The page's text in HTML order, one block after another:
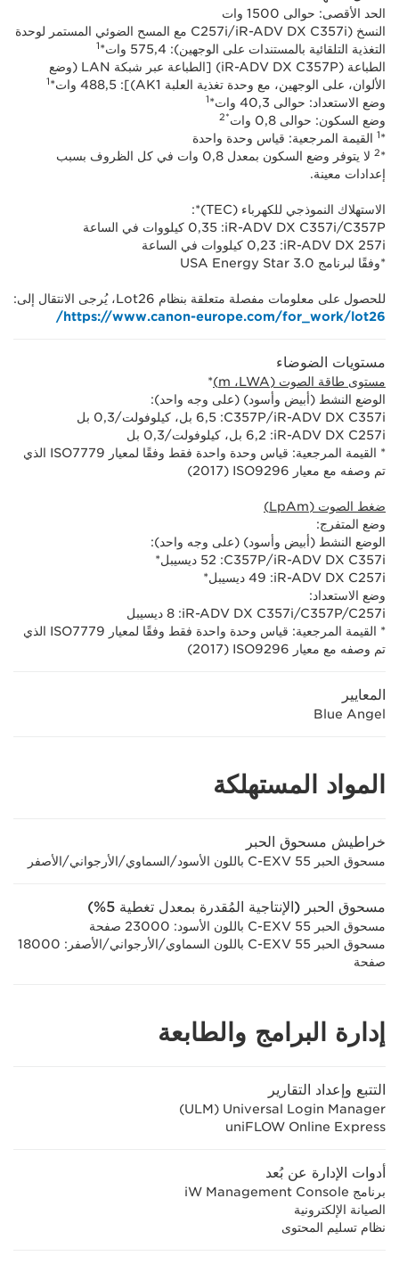
الحد الأقصى: حوالى 1500 وات
النسخ (iR-ADV DX C357i/‏C257i مع المسح الضوئي المستمر لوحدة
التغذية التلقائية بالمستندات على الوجهين): 575,4 وات*
1
الطباعة (iR-ADV DX C357P) [الطباعة عبر شبكة LAN (وضع
الألوان، على الوجهين، مع وحدة تغذية العلبة AK1)]: 488,5 وات*
1
وضع الاستعداد: حوالى 40,3 وات* 1
وضع السكون: حوالى 0,8 وات *2
*
1 القيمة المرجعية: قياس وحدة واحدة
*
2
لا يتوفر وضع السكون بمعدل 0,8 وات في كل الظروف بسبب
إعدادات معينة.
الاستهلاك النموذجي للكهرباء (TEC)*:
iR-ADV DX C357i/C357P:‏ 0,35 كيلووات في الساعة
iR-ADV DX 257i:‏ 0,23 كيلووات في الساعة
*وفقًا لبرنامج USA Energy Star 3.0
للحصول على معلومات مفصلة متعلقة بنظام Lot26، يُرجى الانتقال إلى:
https://www.canon-europe.com/for_work/lot26/
مستويات الضوضاء
مستوى طاقة الصوت (LWA‏، m)
*
الوضع النشط (أبيض وأسود) (على وجه واحد):
iR-ADV DX C357i/‏C357P‏: 6,5 بل، كيلوفولت/0,3 بل
iR-ADV DX C257i: ‏6,2 بل، كيلوفولت/0,3 بل
* القيمة المرجعية: قياس وحدة واحدة فقط وفقًا لمعيار ISO7779 الذي
تم وصفه مع معيار ISO9296 ‏(2017)
ضغط الصوت (LpAm)
وضع المتفرج:
الوضع النشط (أبيض وأسود) (على وجه واحد):
iR-ADV DX C357i/‏C357P‏: 52 ديسيبل*
iR-ADV DX C257i‏: 49 ديسيبل*
وضع الاستعداد:
iR-ADV DX C357i/C357P/C257i‏: 8 ديسيبل
* القيمة المرجعية: قياس وحدة واحدة فقط وفقًا لمعيار ISO7779 الذي
تم وصفه مع معيار ISO9296 ‏(2017)
المعايير
Blue Angel
المواد المستهلكة
خراطيش مسحوق الحبر
مسحوق الحبر C-EXV 55 باللون الأسود/السماوي/الأرجواني/الأصفر
مسحوق الحبر (الإنتاجية المُقدرة بمعدل تغطية 5%)
مسحوق الحبر C-EXV 55 باللون الأسود: 23000 صفحة
مسحوق الحبر C-EXV 55 باللون السماوي/الأرجواني/الأصفر: 18000
صفحة
إدارة البرامج والطابعة
التتبع وإعداد التقارير
Universal Login Manager ‏(ULM)
uniFLOW Online Express
أدوات الإدارة عن بُعد
برنامج iW Management Console
الصيانة الإلكترونية
نظام تسليم المحتوى